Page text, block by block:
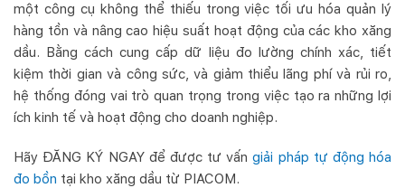
một công cụ không thể thiếu trong việc tối ưu hóa quản lý
hàng tồn và nâng cao hiệu suất hoạt động của các kho xăng
dầu. Bằng cách cung cấp dữ liệu đo lường chính xác, tiết
kiệm thời gian và công sức, và giảm thiểu lãng phí và rủi ro,
hệ thống đóng vai trò quan trọng trong việc tạo ra những lợi
ích kinh tế và hoạt động cho doanh nghiệp.
Hãy ĐĂNG KÝ NGAY để được tư vấngiải pháp tự động hóa
đo bồn tại kho xăng dầu từ PIACOM.